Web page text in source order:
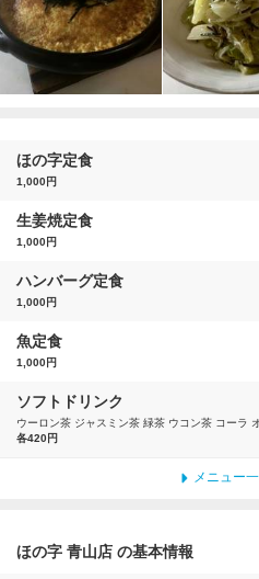
ほの字定食
1,000円
生姜焼定食
1,000円
ハンバーグ定食
1,000円
魚定食
1,000円
ソフトドリンク
ウーロン茶 ジャスミン茶 緑茶 ウコン茶 コーラ
各420円
メニュー
ほの字 青山店 の基本情報